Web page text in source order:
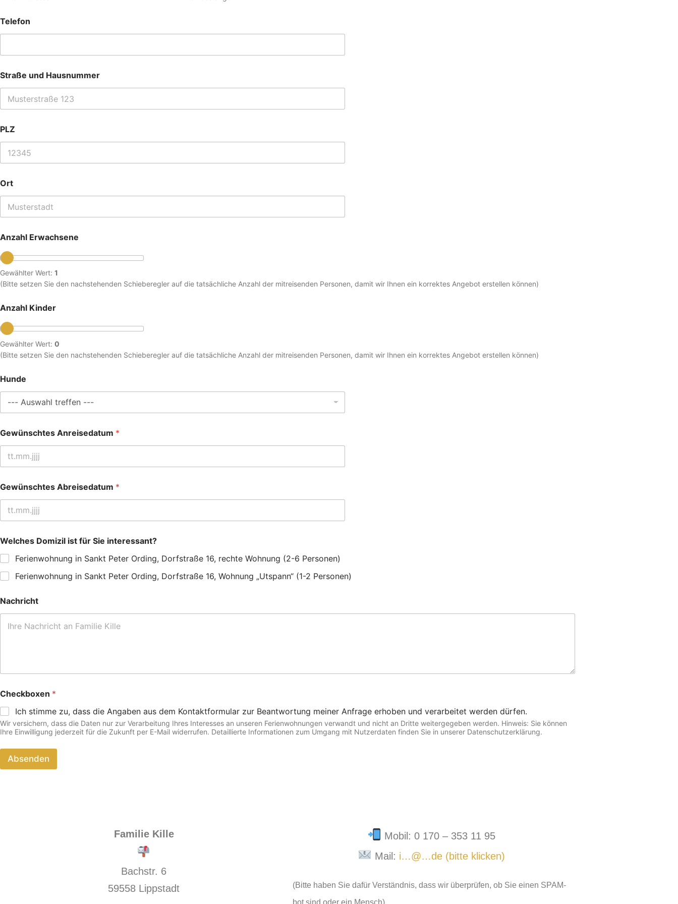
Telefon
Straße und Hausnummer
PLZ
Ort
Anzahl Erwachsene
Gewählter Wert: 1
(Bitte setzen Sie den nachstehenden Schieberegler auf die tatsächliche Anzahl der mitreisenden Personen, damit wir Ihnen ein korrektes Angebot erstellen können)
Anzahl Kinder
Gewählter Wert: 0
(Bitte setzen Sie den nachstehenden Schieberegler auf die tatsächliche Anzahl der mitreisenden Personen, damit wir Ihnen ein korrektes Angebot erstellen können)
Hunde
Gewünschtes Anreisedatum *
Gewünschtes Abreisedatum *
Welches Domizil ist für Sie interessant?
Ferienwohnung in Sankt Peter Ording, Dorfstraße 16, rechte Wohnung (2-6 Personen)
Ferienwohnung in Sankt Peter Ording, Dorfstraße 16, Wohnung „Utspann“ (1-2 Personen)
Nachricht
Checkboxen *
Ich stimme zu, dass die Angaben aus dem Kontaktformular zur Beantwortung meiner Anfrage erhoben und verarbeitet werden dürfen.
Wir versichern, dass die Daten nur zur Verarbeitung Ihres Interesses an unseren Ferienwohnungen verwandt und nicht an Dritte weitergegeben werden. Hinweis: Sie können
Ihre Einwilligung jederzeit für die Zukunft per E-Mail widerrufen. Detaillierte Informationen zum Umgang mit Nutzerdaten finden Sie in unserer Datenschutzerklärung.
Absenden
Familie Kille
Bachstr. 6
59558 Lippstadt
Mobil: 0 170 – 353 11 95
Mail: i…@…de (bitte klicken)
(Bitte haben Sie dafür Verständnis, dass wir überprüfen, ob Sie einen SPAM-
bot sind oder ein Mensch)